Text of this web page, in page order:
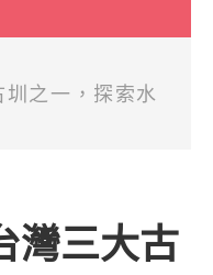
之一，探索水
灣三大古